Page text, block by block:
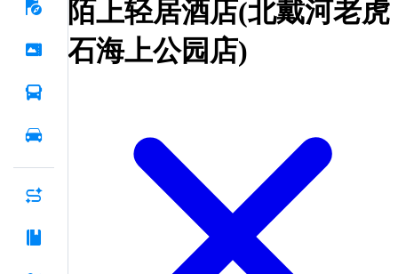
陌上轻居酒店(北戴河老虎
石海上公园店)